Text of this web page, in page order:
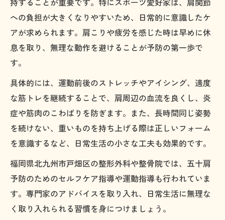
への負担が大きくなりやすいため、日常的に意識したケ
アが求められます。肩こりや疲労を感じた時は早めに休
息を取り、無理な動作を避けることが予防の第一歩で
す。
具体的には、運動前後のストレッチやアイシング、適度
な筋トレを継続することで、肩周辺の血流を良くし、炎
症や筋肉のこわばりを防ぎます。また、長時間同じ姿勢
を続けない、重いものを持ち上げる際は正しいフォーム
を意識するなど、日常生活の小さな工夫も効果的です。
福岡県北九州市戸畑区の整形外科や整骨院では、五十肩
予防のためのセルフケア指導や運動指導も行われていま
す。専門家のアドバイスを取り入れ、日常生活に無理な
く取り入れられる習慣を身につけましょう。